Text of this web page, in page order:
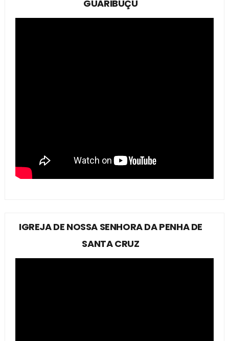
GUARIBUÇU
IGREJA DE NOSSA SENHORA DA PENHA DE
SANTA CRUZ